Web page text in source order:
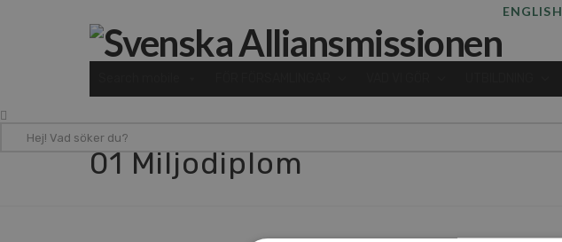
ENGLISH
01 Miljodiplom